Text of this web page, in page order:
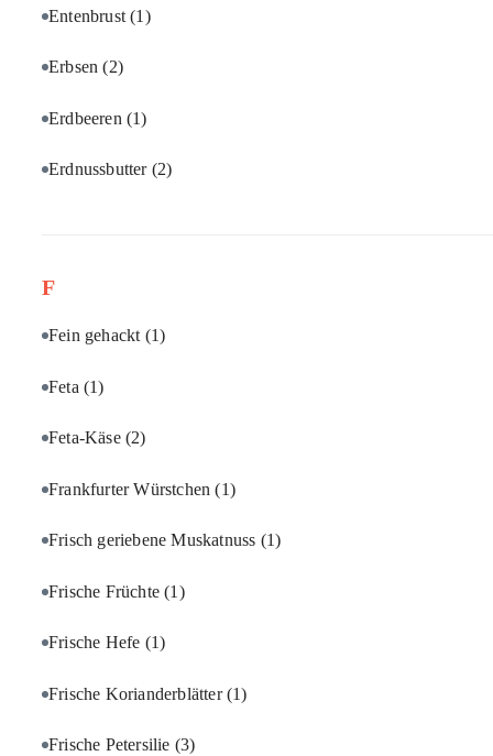
Entenbrust(1)
Erbsen(2)
Erdbeeren (1)
Erdnussbutter (2)
F
Fein gehackt (1)
Feta (1)
Feta-Käse (2)
Frankfurter Würstchen(1)
Frisch geriebene Muskatnuss (1)
Frische Früchte(1)
Frische Hefe (1)
Frische Korianderblätter(1)
Frische Petersilie (3)